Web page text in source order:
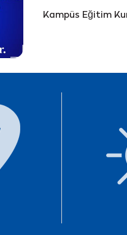
Kampüs Eğitim